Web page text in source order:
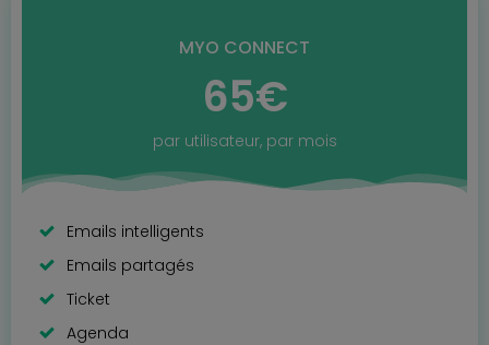
MYO CONNECT
65€
par utilisateur, par mois
Emails intelligents
Emails partagés
Ticket
Agenda